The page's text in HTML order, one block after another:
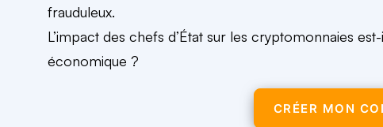
frauduleux.
L’impact des chefs d’État sur les cryptomonnaies
économique ?
CRÉER MON